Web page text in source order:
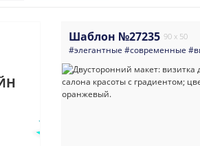
Шаблон №27235 90 x 50
#элегантные #современные